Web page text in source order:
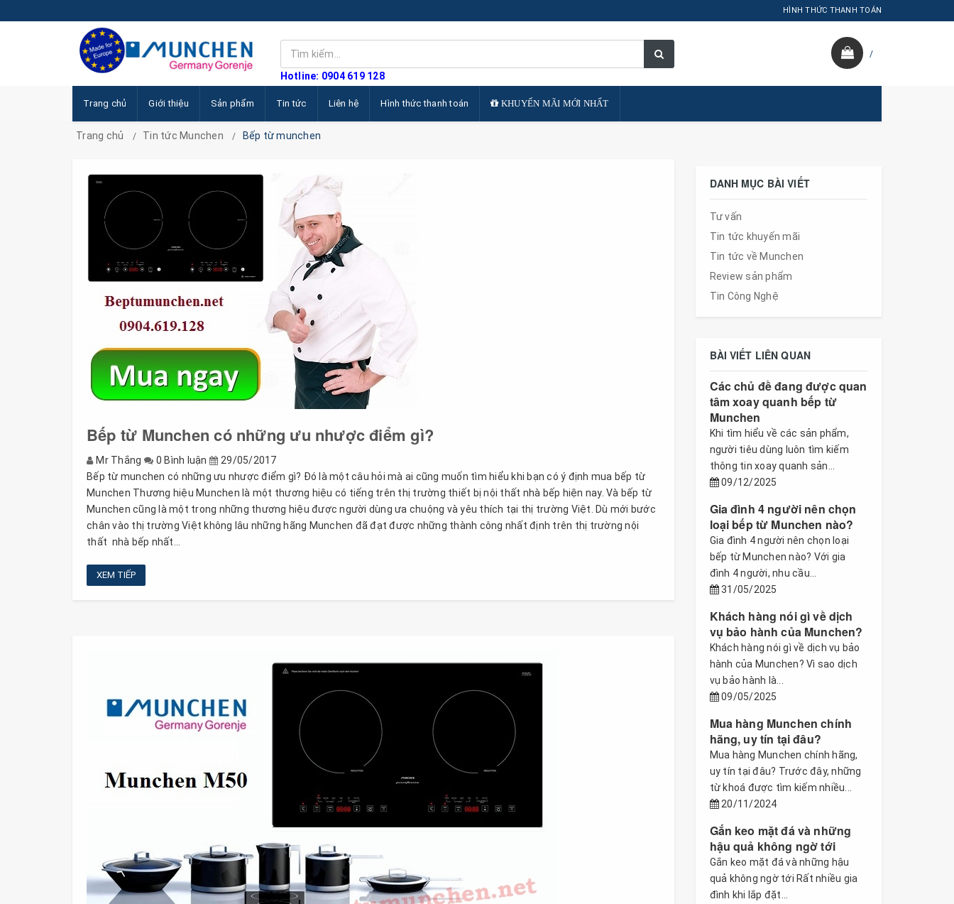
HÌNH THỨC THANH TOÁN
Hotline: 0904 619 128
/
Trang chủ Giới thiệu Sản phẩm Tin tức Liên hệ Hình thức thanh toán KHUYẾN MÃI MỚI NHẤT
Trang chủ Tin tức Munchen Bếp từ munchen
Bếp từ Munchen có những ưu nhược điểm gì?
Mr Thắng 0 Bình luận
29/05/2017
Bếp từ munchen có những ưu nhược điểm gì? Đó là một câu hỏi mà ai cũng muốn tìm hiểu khi bạn có ý định mua bếp từ
Munchen Thương hiệu Munchen là một thương hiệu có tiếng trên thị trường thiết bị nội thất nhà bếp hiện nay. Và bếp từ
Munchen cũng là một trong những thương hiệu được người dùng ưa chuộng và yêu thích tại thị trường Việt. Dù mới bước
chân vào thị trường Việt không lâu những hãng Munchen đã đạt được những thành công nhất định trên thị trường nội
thất nhà bếp nhất...
XEM TIẾP
DANH MỤC BÀI VIẾT
Tư vấn
Tin tức khuyến mãi
Tin tức về Munchen
Review sản phẩm
Tin Công Nghệ
BÀI VIẾT LIÊN QUAN
Các chủ đề đang được quan
tâm xoay quanh bếp từ
Munchen
Khi tìm hiểu về các sản phẩm,
người tiêu dùng luôn tìm kiếm
thông tin xoay quanh sản...
09/12/2025
Gia đình 4 người nên chọn
loại bếp từ Munchen nào?
Gia đình 4 người nên chọn loại
bếp từ Munchen nào? Với gia
đình 4 người, nhu cầu...
31/05/2025
Khách hàng nói gì về dịch
vụ bảo hành của Munchen?
Khách hàng nói gì về dịch vụ bảo
hành của Munchen? Vì sao dịch
vụ bảo hành là...
09/05/2025
Mua hàng Munchen chính
hãng, uy tín tại đâu?
Mua hàng Munchen chính hãng,
uy tín tại đâu? Trước đây, những
từ khoá được tìm kiếm nhiều...
20/11/2024
Gắn keo mặt đá và những
hậu quả không ngờ tới
Gắn keo mặt đá và những hậu
quả không ngờ tới Rất nhiều gia
đình khi lắp đặt...